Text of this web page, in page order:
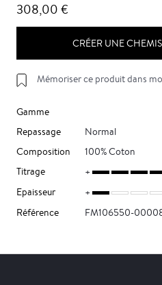
308,00 €
CRÉER UNE
Mémoriser ce produit dans
Gamme
Repassage
Normal
Composition
100% Coton
Titrage
Epaisseur
Référence
FM106550-